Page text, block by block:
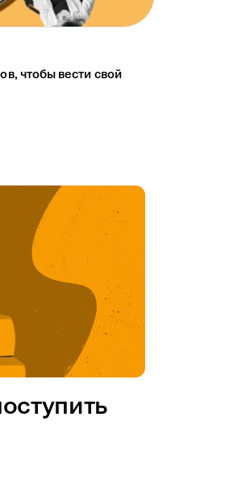
чтобы вести свой